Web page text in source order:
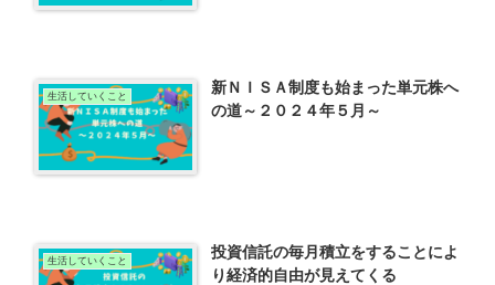
生活していくこと
新ＮＩＳＡ制度も始まった単元株へ
の道～２０２４年５月～
生活していくこと
投資信託の毎月積立をすることによ
り経済的自由が見えてくる